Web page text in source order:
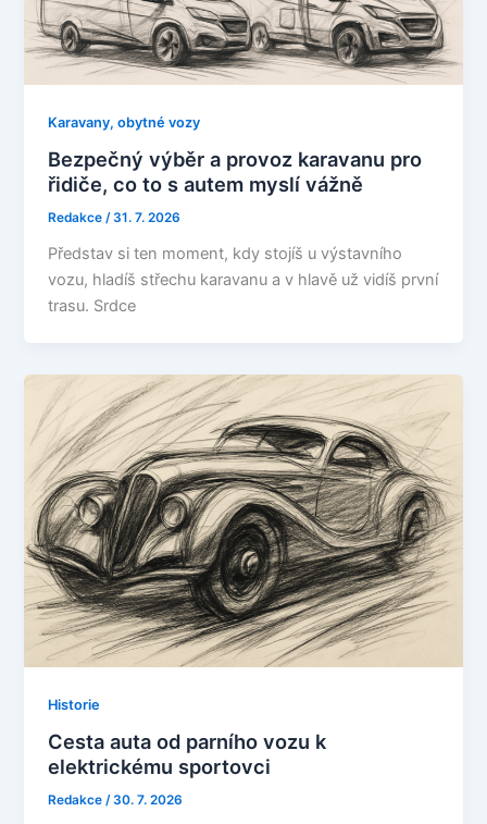
Karavany, obytné vozy
Bezpečný výběr a provoz karavanu pro
řidiče, co to s autem myslí vážně
Redakce/31. 7. 2026
Představ si ten moment, kdy stojíš u výstavního
vozu, hladíš střechu karavanu a v hlavě už vidíš první
trasu. Srdce
Historie
Cesta auta od parního vozu k
elektrickému sportovci
Redakce/30. 7. 2026